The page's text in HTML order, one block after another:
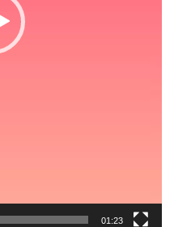
01:23